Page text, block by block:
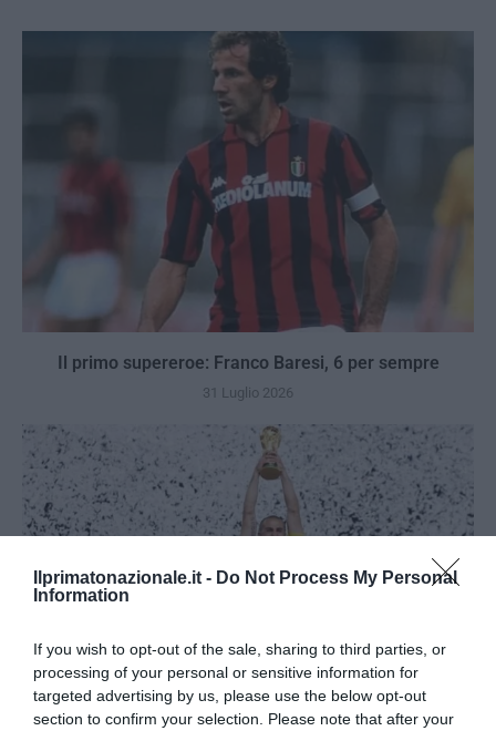
Ilprimatonazionale.it - Do Not Process My Personal
Information
If you wish to opt-out of the sale, sharing to third parties, or
processing of your personal or sensitive information for
targeted advertising by us, please use the below opt-out
section to confirm your selection. Please note that after your
Il primo supereroe: Franco Baresi, 6 per sempre
31 Luglio 2026